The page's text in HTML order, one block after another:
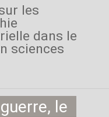
les
dans le
sciences
le